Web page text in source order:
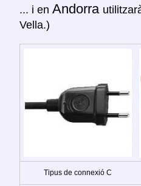
... i en Andorra
Vella.)
Tipus de connexió C